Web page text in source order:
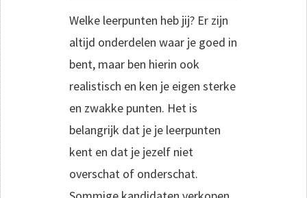
Welke leerpunten heb jij? Er zijn
altijd onderdelen waar je goed in
bent, maar ben hierin ook
realistisch en ken je eigen sterke
en zwakke punten. Het is
belangrijk dat je je leerpunten
kent en dat je jezelf niet
overschat of onderschat.